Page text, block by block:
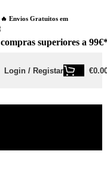
🔥 Envios Gratuitos em
compras superiores a
Login / Registar €